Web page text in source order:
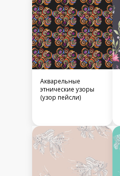
Акварельные
этнические узоры
(узор пейсли)